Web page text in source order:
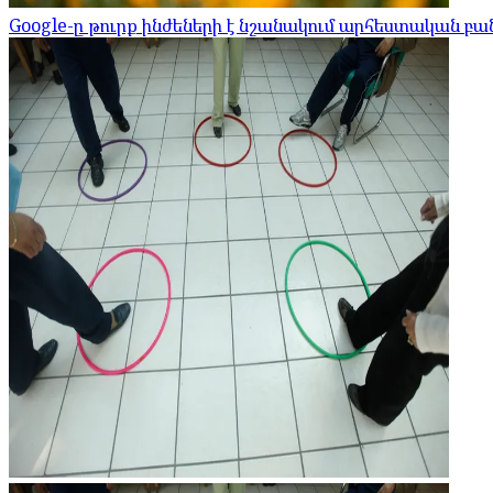
Google-ը թուրք ինժեների է նշանակում